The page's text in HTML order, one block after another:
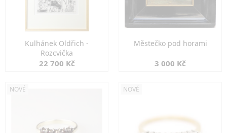
Kulhánek Oldřich -
Rozcvička
22 700 Kč
Městečko pod horami
3 000 Kč
NOVÉ NOVÉ